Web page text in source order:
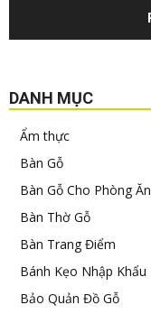
DANH MỤC
Ẩm thực
Bàn Gỗ
Bàn Gỗ Cho Phòng Ăn
Bàn Thờ Gỗ
Bàn Trang Điểm
Bánh Kẹo Nhập Khẩu
Bảo Quản Đồ Gỗ